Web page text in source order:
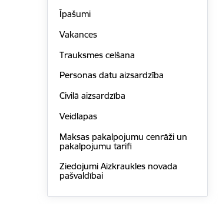
Īpašumi
Vakances
Trauksmes celšana
Personas datu aizsardzība
Civilā aizsardzība
Veidlapas
Maksas pakalpojumu cenrāži un
pakalpojumu tarifi
Ziedojumi Aizkraukles novada
pašvaldībai